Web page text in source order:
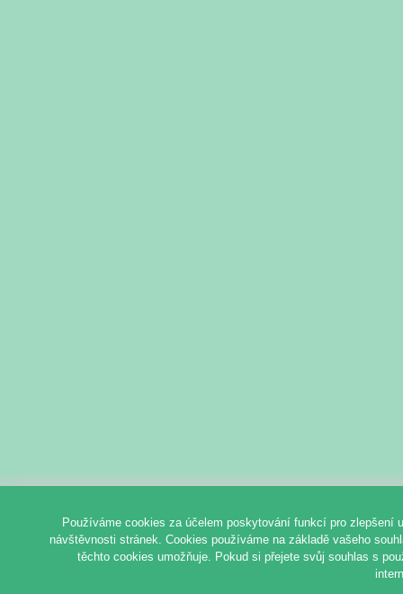
Používáme cookies za účelem poskytování funkcí pro zlepšení
návštěvnosti stránek. Cookies používáme na základě vašeho
těchto cookies umožňuje. Pokud si přejete svůj souhlas s